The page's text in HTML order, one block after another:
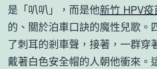
是「叭叭」，而是他新竹 HPV疫
的、關於泊車口訣的魔性兒歌。
了刺耳的剎車聲，接著，一群穿
戴著白色安全帽的人朝他衝來。